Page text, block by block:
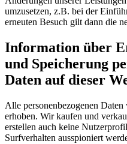
umzusetzen, z.B. bei der
erneuten Besuch gilt dann die
Information über
und Speicherung
Daten auf dieser
Alle personenbezogenen
erhoben. Wir kaufen und
erstellen auch keine
Surfverhalten ausspioniert